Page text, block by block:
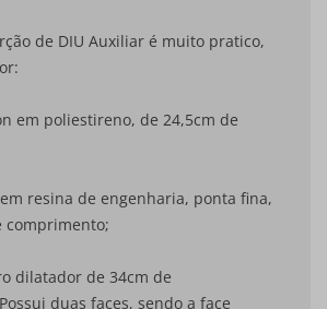
de DIU Auxiliar é muito pratico,
em poliestireno, de 24,5cm de
em resina de engenharia, ponta fina,
comprimento;
dilatador de 34cm de
duas faces, sendo a face